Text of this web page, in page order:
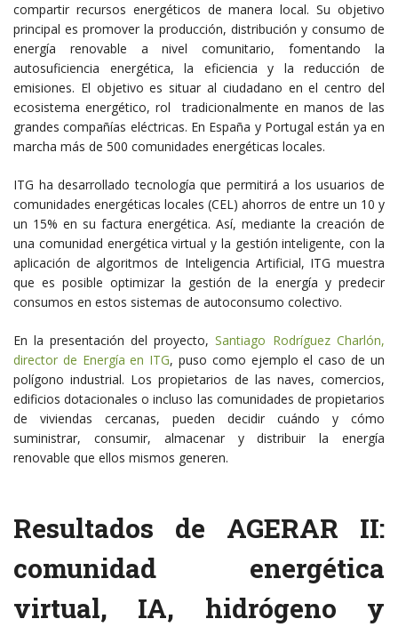
compartir recursos energéticos de manera local. Su objetivo
principal es promover la producción, distribución y consumo de
energía renovable a nivel comunitario, fomentando la
autosuficiencia energética, la eficiencia y la reducción de
emisiones. El objetivo es situar al ciudadano en el centro del
ecosistema energético, rol tradicionalmente en manos de las
grandes compañías eléctricas. En España y Portugal están ya en
marcha más de 500 comunidades energéticas locales.
ITG ha desarrollado tecnología que permitirá a los usuarios de
comunidades energéticas locales (CEL) ahorros de entre un 10 y
un 15% en su factura energética. Así, mediante la creación de
una comunidad energética virtual y la gestión inteligente, con la
aplicación de algoritmos de Inteligencia Artificial, ITG muestra
que es posible optimizar la gestión de la energía y predecir
consumos en estos sistemas de autoconsumo colectivo.
En la presentación del proyecto, Santiago Rodríguez Charlón,
director de Energía en ITG, puso como ejemplo el caso de un
polígono industrial. Los propietarios de las naves, comercios,
edificios dotacionales o incluso las comunidades de propietarios
de viviendas cercanas, pueden decidir cuándo y cómo
suministrar, consumir, almacenar y distribuir la energía
renovable que ellos mismos generen.
Resultados de AGERAR II:
comunidad energética
virtual, IA, hidrógeno y